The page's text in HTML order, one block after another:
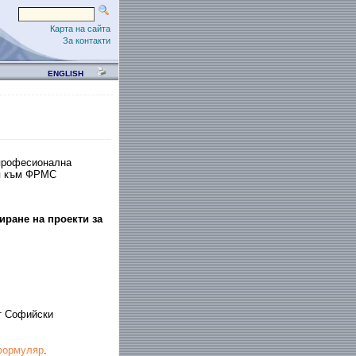
Карта на сайта
За контакти
ENGLISH
към ФРМС
на проекти за
Софийски
.